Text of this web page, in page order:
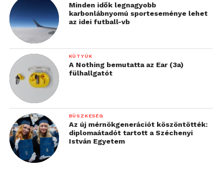
Minden idők legnagyobb
karbonlábnyomú sporteseménye lehet
az idei futball-vb
KÜTYÜK
A Nothing bemutatta az Ear (3a)
fülhallgatót
BÜSZKESÉG
Az új mérnökgenerációt köszöntötték:
diplomaátadót tartott a Széchenyi
István Egyetem